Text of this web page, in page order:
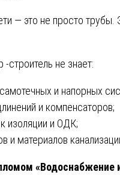
— это не просто трубы.
строитель не знает:
и напорных
и компенсаторов;
изоляции и ОДК;
и материалов
«Водоснабжение